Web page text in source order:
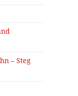
– Steg